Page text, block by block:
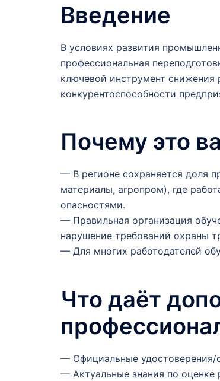
Введение
В условиях развития
профессиональная
ключевой инструмент
конкурентоспособности
Почему это
— В регионе сохраняется доля
материалы, агропром), где
опасностями.
— Правильная организация
нарушение требований охраны
— Для многих работодателей
Что даёт
— Официальные удостоверения/
— Актуальные знания по оценке